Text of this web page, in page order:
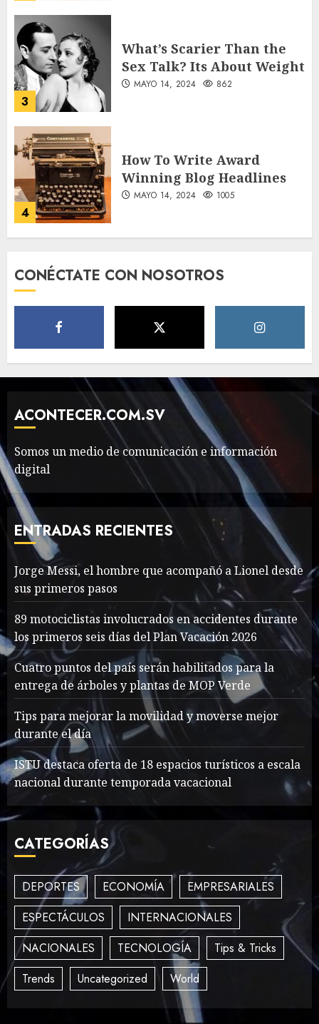
3
What’s Scarier Than the
Sex Talk? Its About Weight
MAYO 14, 2024 862
4
How To Write Award
Winning Blog Headlines
MAYO 14, 2024 1005
How Many of These Italian
MAYO 14, 2024 811
Need to Know About the
Classic Cars in a Retro
Movie?
MAYO 14, 2024 799
7
The full story of
Thailand’s extraordinary
cave rescue
MAYO 14, 2024 1005
1
Jorge Messi, el hombre
que acompañó a Lionel
desde sus primeros pasos
AGOSTO 8, 2026 50
2
Searching for the
forgotten heroes of World
War Two
MAYO 14, 2024 864
3
Sex Talk? Its About Weight
4
How To Write Award
Winning Blog Headlines
MAYO 14, 2024
CONÉCTATE CON NOSOTROS
ACONTECER.COM.SV
Somos un medio de comunicación e información
digital
ENTRADAS RECIENTES
Jorge Messi, el hombre que acompañó a Lionel desde
sus primeros pasos
89 motociclistas involucrados en accidentes durante
los primeros seis días del Plan Vacación 2026
Cuatro puntos del país serán habilitados para la
entrega de árboles y plantas de MOP Verde
Tips para mejorar la movilidad y moverse mejor
durante el día
ISTU destaca oferta de 18 espacios turísticos a escala
nacional durante temporada vacacional
CATEGORÍAS
DEPORTES ECONOMÍA
EMPRESARIALES
ESPECTÁCULOS
INTERNACIONALES
NACIONALES
TECNOLOGÍA
Tips & Tricks
Trends
Uncategorized World